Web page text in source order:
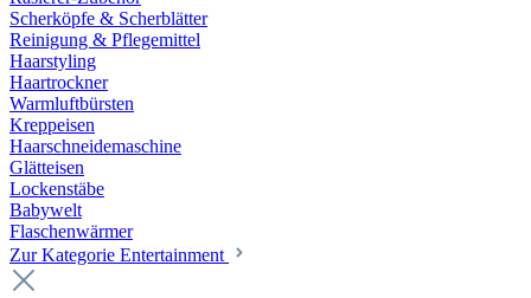
Scherköpfe & Scherblätter
Reinigung & Pflegemittel
Haarstyling
Haartrockner
Warmluftbürsten
Kreppeisen
Haarschneidemaschine
Glätteisen
Lockenstäbe
Babywelt
Flaschenwärmer
Zur Kategorie Entertainment